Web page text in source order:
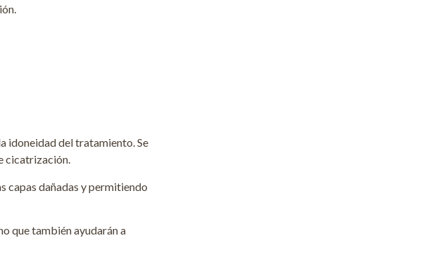
idoneidad del tratamiento. Se
cicatrización.
capas dañadas y permitiendo
que también ayudarán a